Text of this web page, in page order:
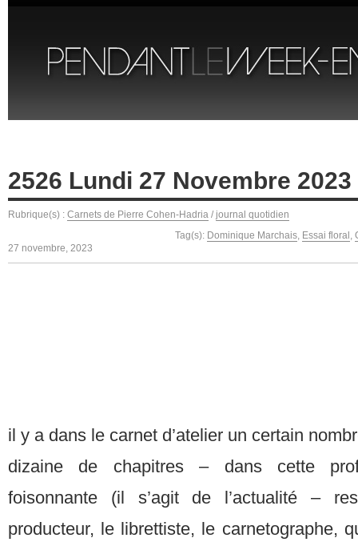
2526 Lundi 27 Novembre 2023
Rubrique(s) : Carnets de Pierre Cohen-Hadria / journal quotidien
Tag(s): Dominique Marchais, Essai floral ,
27 novembre, 2023
il y a dans le carnet d’atelier un certain
dizaine de chapitres – dans cette
foisonnante (il s’agit de l’actualité –
producteur, le librettiste, le carnetographe,